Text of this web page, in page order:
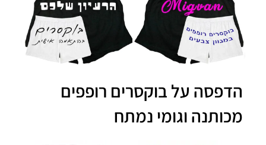
הדפסה על בוקסרים רופפים
מכותנה וגומי נמתח